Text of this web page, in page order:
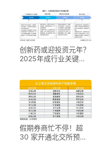
创新药或迎投资元年？
2025年成行业关键节
假期券商忙不停！超
30 家开通北交所预约